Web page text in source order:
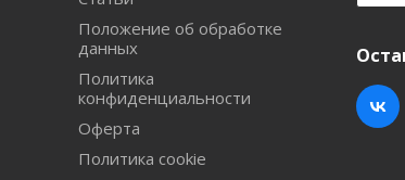
Положение об обработке
данных
Политика
конфиденциальности
Оферта
Политика cookie